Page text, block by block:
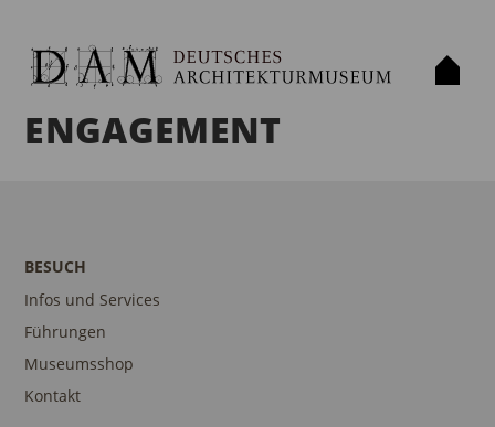
ENGAGEMENT
BESUCH
Infos und Services
Führungen
Museumsshop
Kontakt